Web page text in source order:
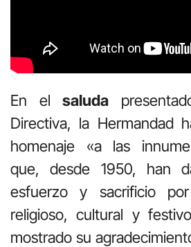
En el saluda
Directiva, la Hermandad
homenaje «a las
que, desde 1950, han
esfuerzo y sacrificio
religioso, cultural y
mostrado su